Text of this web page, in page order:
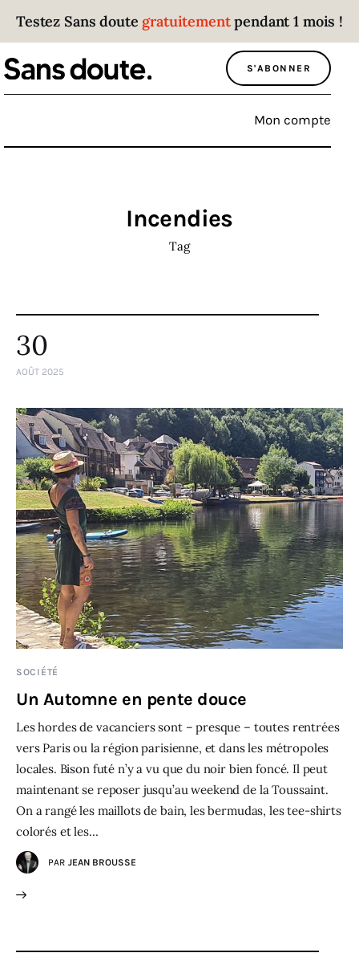
Testez Sans doute gratuitementpendant 1 mois !
S'ABONNER
Mon compte
Sans doute
Parce que plus personne n’écoute les gens
qui ont des choses à dire.
Politique
Sport
Société
Idées
Humour
Incendies
Tag
30
AOÛT 2025
SOCIÉTÉ
Un Automne en pente douce
Les hordes de vacanciers sont – presque – toutes rentrées
vers Paris ou la région parisienne, et dans les métropoles
locales. Bison futé n’y a vu que du noir bien foncé. Il peut
maintenant se reposer jusqu’au weekend de la Toussaint.
On a rangé les maillots de bain, les bermudas, les tee-shirts
colorés et les…
PAR JEAN BROUSSE